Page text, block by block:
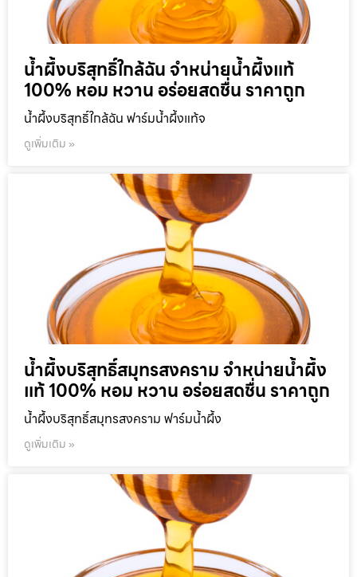
น้ำผึ้งบริสุทธิ์ใกล้ฉัน จำหน่ายน้ำผึ้งแท้
100% หอม หวาน อร่อยสดชื่น ราคาถูก
น้ำผึ้งบริสุทธิ์ใกล้ฉัน ฟาร์มน้ำผึ้งแท้จ
ดูเพิ่มเติม »
น้ำผึ้งบริสุทธิ์สมุทรสงคราม จำหน่ายน้ำผึ้ง
แท้ 100% หอม หวาน อร่อยสดชื่น ราคาถูก
น้ำผึ้งบริสุทธิ์สมุทรสงคราม ฟาร์มน้ำผึ้ง
ดูเพิ่มเติม »